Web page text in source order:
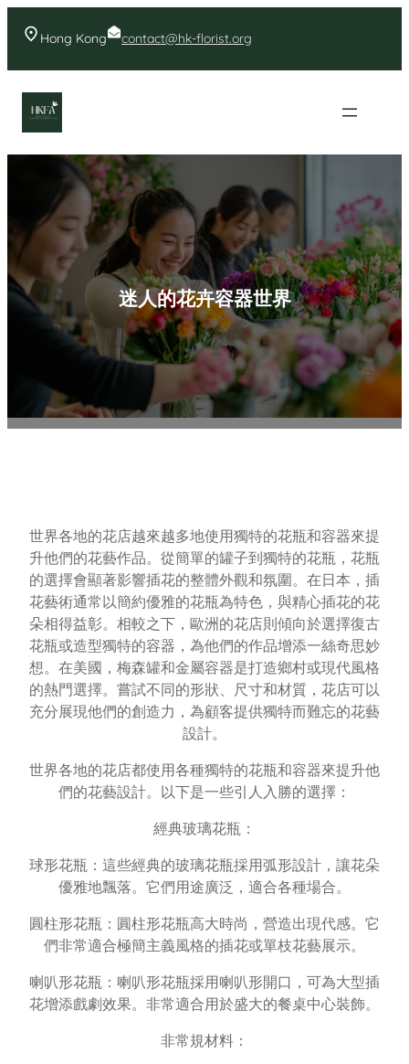
Hong Kong contact@hk-florist.org
迷人的花卉容器世界
世界各地的花店越來越多地使用獨特的花瓶和容器來提
升他們的花藝作品。從簡單的罐子到獨特的花瓶，花瓶
的選擇會顯著影響插花的整體外觀和氛圍。在日本，插
花藝術通常以簡約優雅的花瓶為特色，與精心插花的花
朵相得益彰。相較之下，歐洲的花店則傾向於選擇復古
花瓶或造型獨特的容器，為他們的作品增添一絲奇思妙
想。在美國，梅森罐和金屬容器是打造鄉村或現代風格
的熱門選擇。嘗試不同的形狀、尺寸和材質，花店可以
充分展現他們的創造力，為顧客提供獨特而難忘的花藝
設計。
世界各地的花店都使用各種獨特的花瓶和容器來提升他
們的花藝設計。以下是一些引人入勝的選擇：
經典玻璃花瓶：
球形花瓶：這些經典的玻璃花瓶採用弧形設計，讓花朵
優雅地飄落。它們用途廣泛，適合各種場合。
圓柱形花瓶：圓柱形花瓶高大時尚，營造出現代感。它
們非常適合極簡主義風格的插花或單枝花藝展示。
喇叭形花瓶：喇叭形花瓶採用喇叭形開口，可為大型插
花增添戲劇效果。非常適合用於盛大的餐桌中心裝飾。
非常規材料：